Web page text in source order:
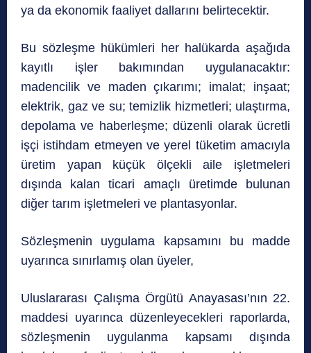
ya da ekonomik faaliyet dallarını belirtecektir.
Bu sözleşme hükümleri her halükarda aşağıda
kayıtlı işler bakımından uygulanacaktır:
madencilik ve maden çıkarımı; imalat; inşaat;
elektrik, gaz ve su; temizlik hizmetleri; ulaştırma,
depolama ve haberleşme; düzenli olarak ücretli
işçi istihdam etmeyen ve yerel tüketim amacıyla
üretim yapan küçük ölçekli aile işletmeleri
dışında kalan ticari amaçlı üretimde bulunan
diğer tarım işletmeleri ve plantasyonlar.
Sözleşmenin uygulama kapsamını bu madde
uyarınca sınırlamış olan üyeler,
Uluslararası Çalışma Örgütü Anayasası’nın 22.
maddesi uyarınca düzenleyecekleri raporlarda,
sözleşmenin uygulanma kapsamı dışında